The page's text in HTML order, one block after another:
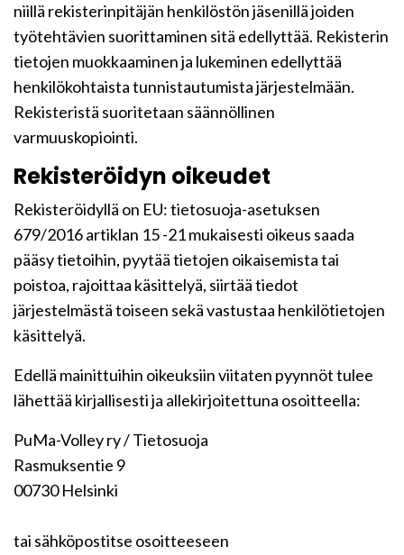
niillä rekisterinpitäjän henkilöstön jäsenillä joiden
työtehtävien suorittaminen sitä edellyttää. Rekisterin
tietojen muokkaaminen ja lukeminen edellyttää
henkilökohtaista tunnistautumista järjestelmään.
Rekisteristä suoritetaan säännöllinen
varmuuskopiointi.
Rekisteröidyn oikeudet
Rekisteröidyllä on EU: tietosuoja-asetuksen
679/2016 artiklan 15 -21 mukaisesti oikeus saada
pääsy tietoihin, pyytää tietojen oikaisemista tai
poistoa, rajoittaa käsittelyä, siirtää tiedot
järjestelmästä toiseen sekä vastustaa henkilötietojen
käsittelyä.
Edellä mainittuihin oikeuksiin viitaten pyynnöt tulee
lähettää kirjallisesti ja allekirjoitettuna osoitteella:
PuMa-Volley ry / Tietosuoja
Rasmuksentie 9
00730 Helsinki
tai sähköpostitse osoitteeseen